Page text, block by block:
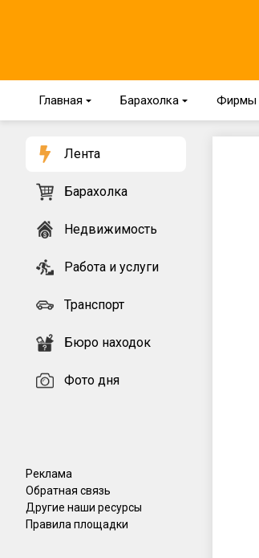
Главная { Барахолка { Фирмы
Лента
Барахолка
Недвижимость
Работа и услуги
Транспорт
Бюро находок
Фото дня
Реклама
Обратная связь
Другие наши ресурсы
Правила площадки